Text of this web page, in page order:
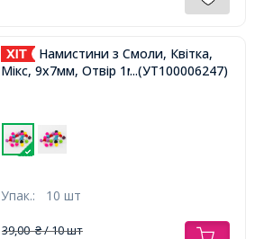
Намистини з Смоли, Квітка,
Мікс, 9x7мм, Отвір 1мм,...(УТ100006247)
Упак.: 10 шт
39,00₴/ 10 шт